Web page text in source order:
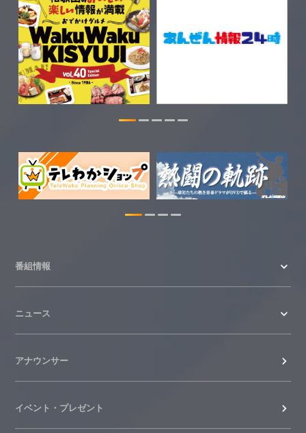
WTV NEWS6【WAKAYAMA SDGs】の
情報を更新しました。
特別番組【8月】の情報を更新しました。
2026.07.24
WTV NEWS6【ここ押し！】の情報を更
番組情報
ニュース
アナウンサー
イベント・プレゼント